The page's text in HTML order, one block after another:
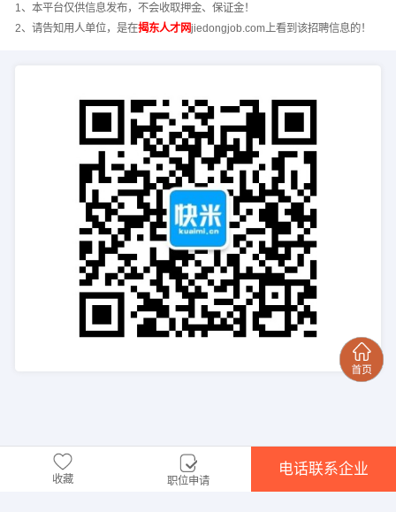
1、本平台仅供信息发布，不会收取押金、保证金！
2、请告知用人单位，是在揭东人才网jiedongjob.com上看到该招聘信息的！
收藏 职位申请
电话联系企业